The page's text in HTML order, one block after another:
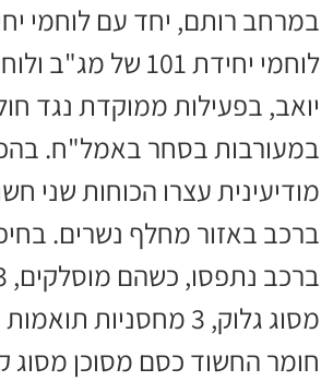
במרחב רותם, יחד עם לוחמי
לוחמי יחידת 101 של
יואב, בפעילות ממוקדת נגד
במעורבות בסחר באמל"ח.
מודיעינית עצרו הכוחות שני
ברכב באזור מחלף נשרים.
חומר החשוד כסם מסוכן מסוג